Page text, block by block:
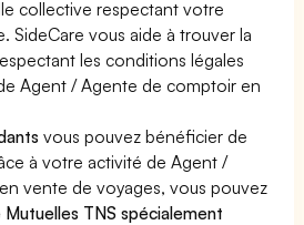
collective respectant votre
SideCare vous aide à trouver la
les conditions légales
Agent / Agente de comptoir en
vous pouvez bénéficier de
à votre activité de Agent /
vente de voyages, vous pouvez
TNS spécialement